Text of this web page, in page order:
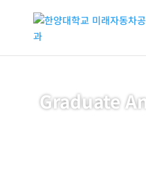
Graduate